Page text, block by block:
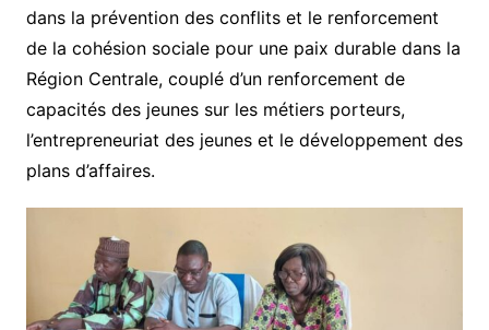
dans la prévention des conflits et le renforcement
de la cohésion sociale pour une paix durable dans la
Région Centrale, couplé d’un renforcement de
capacités des jeunes sur les métiers porteurs,
l’entrepreneuriat des jeunes et le développement des
plans d’affaires.